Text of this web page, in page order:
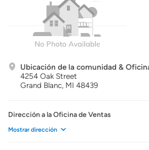
Ubicación de la comunidad &
4254 Oak Street
Grand Blanc, MI 48439
Dirección a la Oficina de Ventas
Mostrar dirección